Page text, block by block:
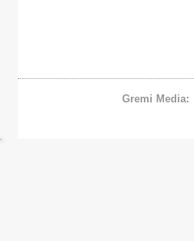
Gremi Media: